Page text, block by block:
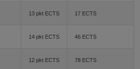
13 pkt ECTS 17 ECTS
14 pkt ECTS 46 ECTS
12 pkt ECTS 78 ECTS